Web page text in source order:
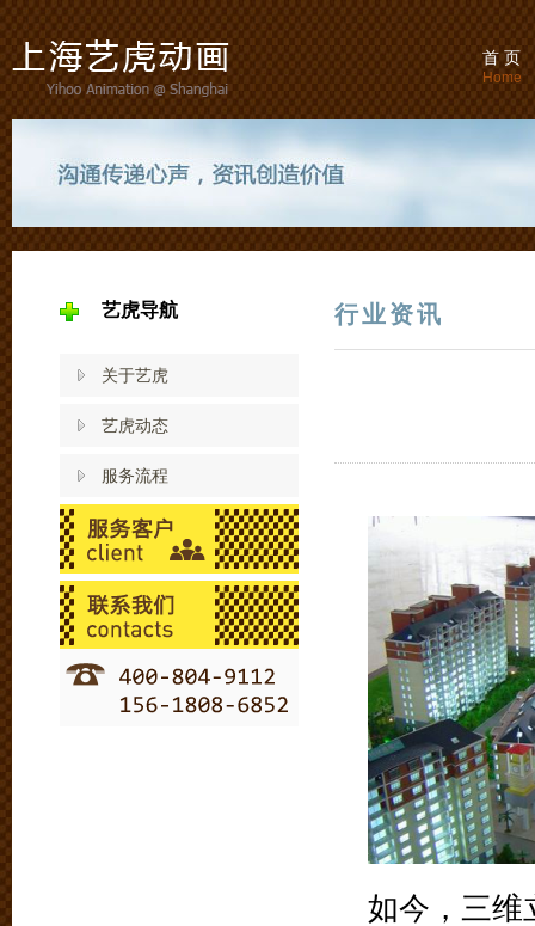
首 页
Home
艺虎导航
关于艺虎
艺虎动态
服务流程
行业资讯
如今，三维